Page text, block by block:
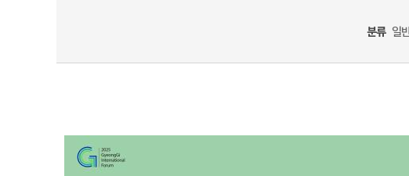
분류 일